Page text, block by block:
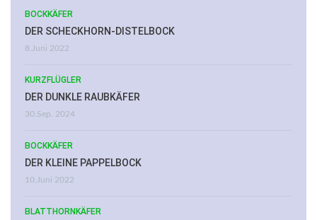
BOCKKÄFER
DER SCHECKHORN-DISTELBOCK
8.Juni 2022
KURZFLÜGLER
DER DUNKLE RAUBKÄFER
30.Sep. 2024
BOCKKÄFER
DER KLEINE PAPPELBOCK
10.Juni 2022
BLATTHORNKÄFER